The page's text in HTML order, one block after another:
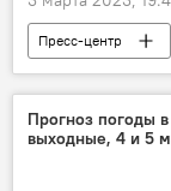
Пресс-центр
Абхазия
Пресс-центр
Прогноз погоды
выходные, 4 и 5